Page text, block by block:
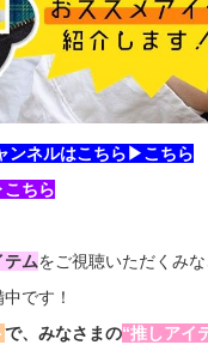
ンネルはこちら▶こちら
ちら
テムをご視聴いただくみ
です！
で、みなさまの“推しアイ